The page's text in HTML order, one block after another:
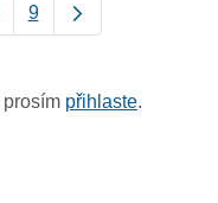
9
přihlaste.